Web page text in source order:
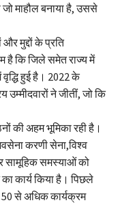
माहौल बनाया है, उससे
मुद्दों के प्रति
है कि जिले समेत राज्य में
हुई है। 2022 के
ने जीतीं, जो कि
की अहम भूमिका रही है।
करणी सेना,विश्व
सामूहिक समस्याओं को
कार्य किया है। पिछले
से अधिक कार्यक्रम